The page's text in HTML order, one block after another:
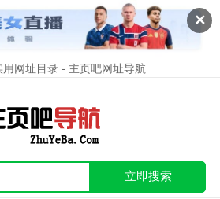
✕
网址目录 - 主页吧网址导航
立即搜索